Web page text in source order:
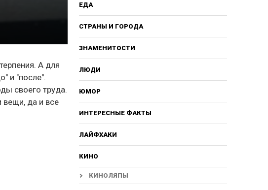
А для
и "после".
своего труда.
да и все
ЕДА
СТРАНЫ И ГОРОДА
ЗНАМЕНИТОСТИ
ЛЮДИ
ЮМОР
ИНТЕРЕСНЫЕ ФАКТЫ
ЛАЙФХАКИ
КИНО
КИНОЛЯПЫ